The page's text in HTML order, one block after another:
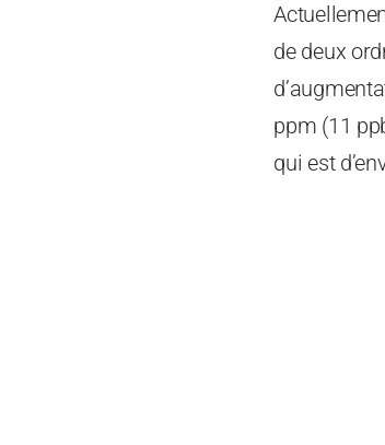
de deux
ppm (11
qui est